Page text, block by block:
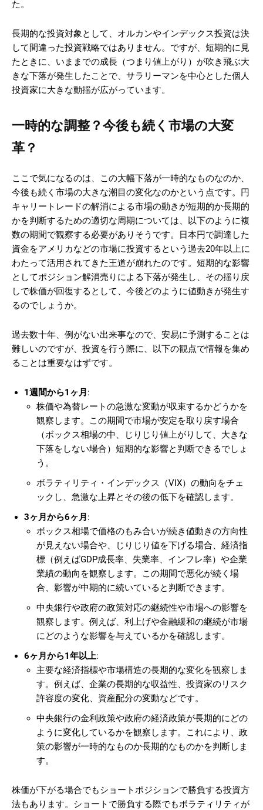
た。
長期的な投資対象として、オルカンやインデックス投資は決
して間違った投資戦略ではありません。ですが、短期的に見
たときに、いままでの成長（つまり値上がり）が吹き飛ぶ大
きな下落が発生したことで、サラリーマンを中心とした個人
投資家に大きな動揺が広がっています。
一時的な調整？今後も続く市場の大変
革？
ここで気になるのは、この大幅下落が一時的なものなのか、
今後も続く市場の大きな潮目の変化なのかという点です。円
キャリートレードの解消による市場の動きが短期的か長期的
かを判断するための適切な周期については、以下のように複
数の期間で観察する必要がありそうです。日本円で調達した
資金をアメリカなどの市場に投資するという過去20年以上に
わたって活用されてきた王道が崩れたのです。短期的な影響
としてポジション解消売りによる下落が発生し、その揺り戻
しで株価が回復するとして、今後どのように値動きが発生す
るのでしょうか。
過去数十年、例がない出来事なので、安易に予測することは
難しいのですが、投資を行う際に、以下の観点で情報を集め
ることは重要なはずです。
1週間から1ヶ月 :
株価や為替レートの急激な変動が収束するかどうかを
観察します。この期間で市場が安定を取り戻す場合
（ボックス相場の中、じりじり値上がりして、大きな
下落をしない場合）短期的な影響と判断できるでしょ
う。
ボラティリティ・インデックス（VIX）の動向をチェ
ックし、急激な上昇とその後の低下を確認します​。
3ヶ月から6ヶ月 :
ボックス相場で価格のもみ合いが続き値動きの方向性
が見えない場合や、じりじり値を下げる場合、経済指
標（例えばGDP成長率、失業率、インフレ率）や企業
業績の動向を観察します。この期間で悪化が続く場
合、影響が中期的に続いていると判断できます。
中央銀行や政府の政策対応の継続性や市場への影響を
観察します。例えば、利上げや金融緩和の継続が市場
にどのような影響を与えているかを確認します​。
6ヶ月から1年以上:
主要な経済指標や市場構造の長期的な変化を観察しま
す。例えば、企業の長期的な収益性、投資家のリスク
許容度の変化、資産配分の変動などです。
中央銀行の金利政策や政府の経済政策が長期的にどの
ように変化しているかを観察します。これにより、政
策の影響が一時的なものか長期的なものかを判断しま
す​。
株価が下がる場合でもショートポジションで勝負する投資方
法もあります。ショートで勝負する際でもボラティリティが